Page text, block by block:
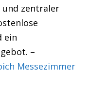
und zentraler
ein
–
Messezimmer